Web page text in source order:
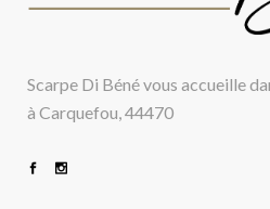
Scarpe Di Béné vous accueille
à Carquefou, 44470